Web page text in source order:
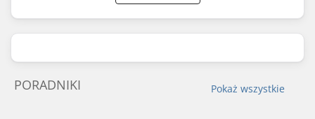
Pokaż wszystkie
PORADNIKI